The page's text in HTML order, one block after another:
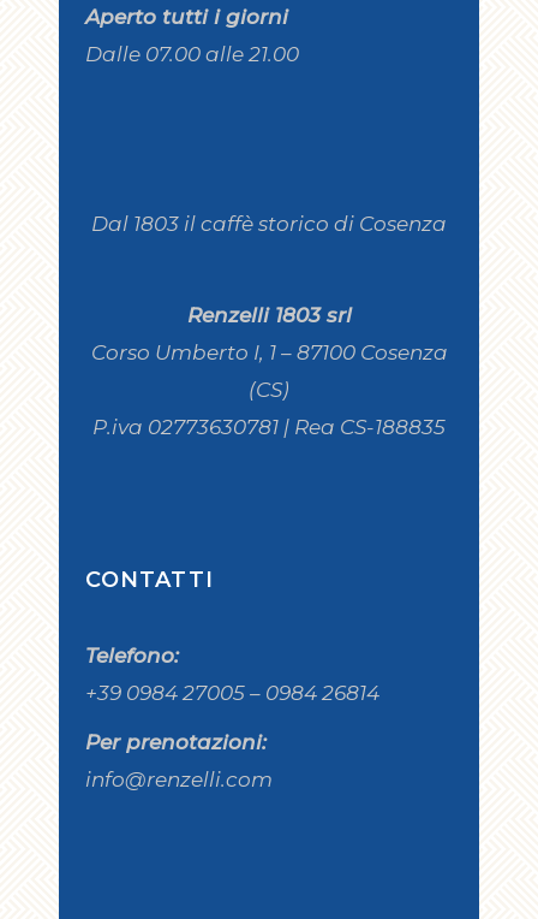
Aperto tutti i giorni
Dalle 07.00 alle 21.00
Dal 1803 il caffè storico di Cosenza
Renzelli 1803 srl
Corso Umberto I, 1 – 87100 Cosenza
(CS)
P.iva 02773630781 | Rea CS-188835
CONTATTI
Telefono:
+39 0984 27005 – 0984 26814
Per prenotazioni:
info@renzelli.com